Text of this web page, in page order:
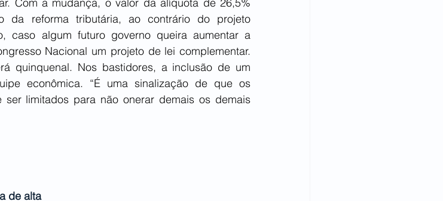
da reforma tributária, ao contrário do projeto
caso algum futuro governo queira aumentar a
Nacional um projeto de lei complementar.
quinquenal. Nos bastidores, a inclusão de um
econômica. “É uma sinalização de que os
limitados para não onerar demais os demais
de alta